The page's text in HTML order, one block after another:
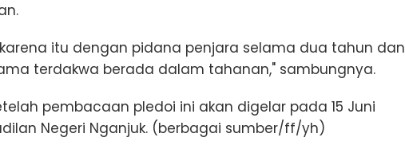
itu dengan pidana penjara selama dua tahun dan
terdakwa berada dalam tahanan," sambungnya.
pembacaan pledoi ini akan digelar pada 15 Juni
Negeri Nganjuk. (berbagai sumber/ff/yh)